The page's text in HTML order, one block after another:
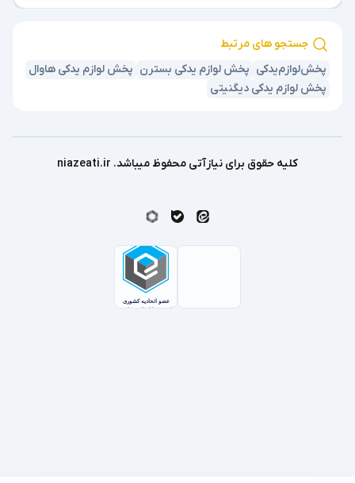
جستجو های مرتبط
پخش‌لوازم‌یدکی پخش‌ لوازم‌ یدکی بسترن پخش‌ لوازم‌ یدکی هاوال
پخش‌ لوازم‌ یدکی دیگنیتی
کلیه حقوق برای نیازآتی محفوظ میباشد. niazeati.ir